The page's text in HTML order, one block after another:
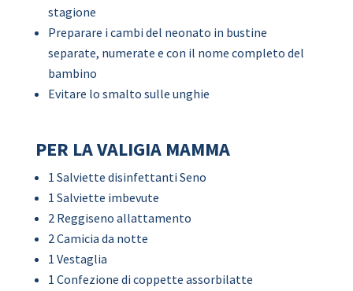
stagione
Preparare i cambi del neonato in bustine
separate, numerate e con il nome completo del
bambino
Evitare lo smalto sulle unghie
PER LA VALIGIA MAMMA
1 Salviette disinfettanti Seno
1 Salviette imbevute
2 Reggiseno allattamento
2 Camicia da notte
1 Vestaglia
1 Confezione di coppette assorbilatte